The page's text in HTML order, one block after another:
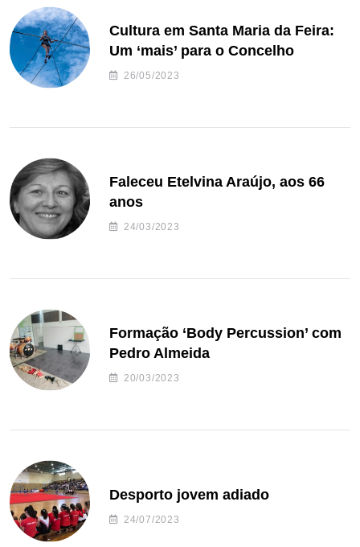
Cultura em Santa Maria da Feira:
Um ‘mais’ para o Concelho
26/05/2023
Faleceu Etelvina Araújo, aos 66
anos
24/03/2023
Formação ‘Body Percussion’ com
Pedro Almeida
20/03/2023
Desporto jovem adiado
24/07/2023